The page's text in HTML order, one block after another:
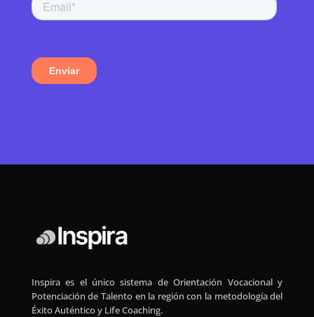
Inspira es el único sistema de Orientación Vocacional y
Potenciación de Talento en la región con la metodología del
Éxito Auténtico y Life Coaching.